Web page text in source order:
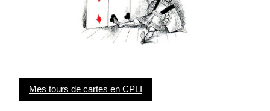
Mes tours de cartes en CPLI